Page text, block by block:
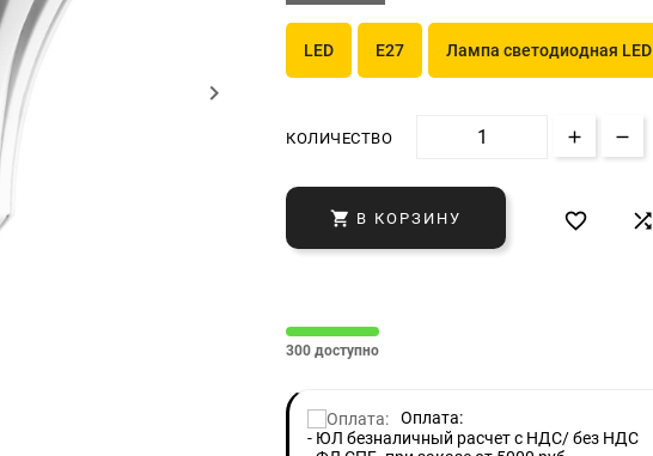
keyboard_arrow_right
LED E27 Лампа светодиодная LED
КОЛИЧЕСТВО
 В КОРЗИНУ  
300 доступно
Оплата:
- ЮЛ безналичный расчет с НДС/ без НДС